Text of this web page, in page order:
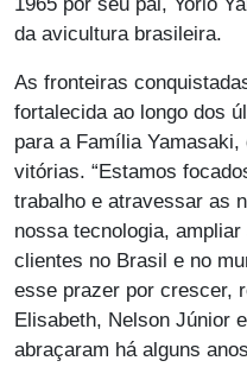
da avicultura brasileira.
As fronteiras
fortalecida ao longo dos
para a Família
vitórias. “Estamos
trabalho e atravessar as
nossa tecnologia,
clientes no Brasil e no
esse prazer por crescer,
Elisabeth, Nelson Júnior
abraçaram há alguns